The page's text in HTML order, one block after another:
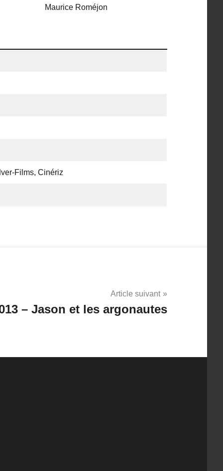
Maurice Roméjon
Films, Cinériz
Article suivant
– Jason et les argonautes